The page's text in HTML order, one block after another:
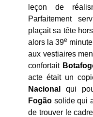
leçon de
Parfaitement
plaçait sa tête
alors la 39e minute
aux vestiaires
confortait
acte était un
Nacional
qui
Fogão solide qui
de trouver le